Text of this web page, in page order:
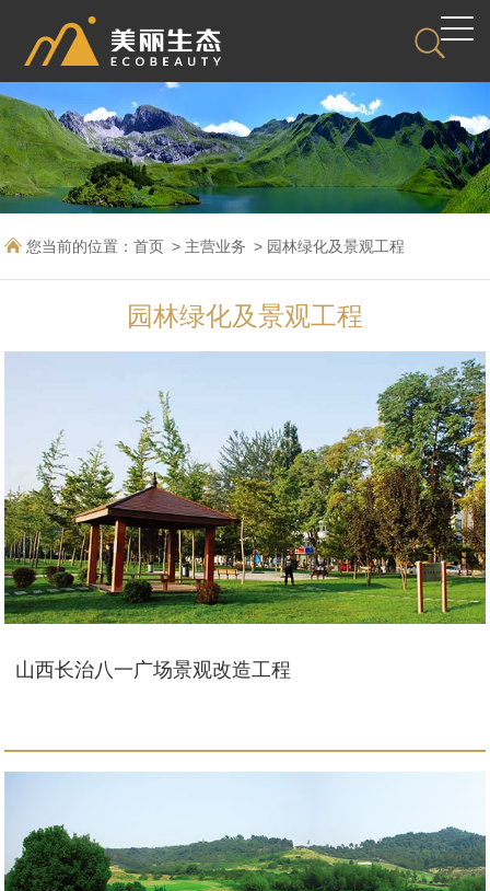
您当前的位置：首页 主营业务 园林绿化及景观工程
园林绿化及景观工程
山西长治八一广场景观改造工程